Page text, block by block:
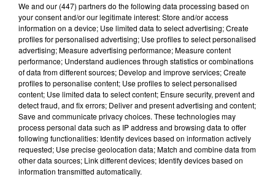
Voir cette publication sur Instagram
NRV Vendredi 31 juillet #Cavabiensepasser
#270 �xÈ�xÈ
Une publication partagée parKAARIS(@kaarisofficiel1) le
We and our (447) partnersdo the following data processing based on
your consent and/or our legitimate interest: Store and/or access
information on a device; Use limited data to select advertising; Create
profiles for personalised advertising; Use profiles to select personalised
advertising; Measure advertising performance; Measure content
performance; Understand audiences through statistics or combinations
of data from different sources; Develop and improve services; Create
profiles to personalise content; Use profiles to select personalised
content; Use limited data to select content; Ensure security, prevent and
detect fraud, and fix errors; Deliver and present advertising and content;
Save and communicate privacy choices. These technologies may
process personal data such as IP address and browsing data to offer
following functionalities: Identify devices based on information actively
requested; Use precise geolocation data; Match and combine data from
other data sources; Link different devices; Identify devices based on
information transmitted automatically.